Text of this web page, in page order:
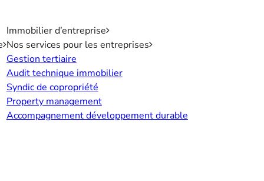
Immobilier d’entreprise
Nos services pour les entreprises
Gestion tertiaire
Audit technique immobilier
Syndic de copropriété
Property management
Accompagnement développement durable